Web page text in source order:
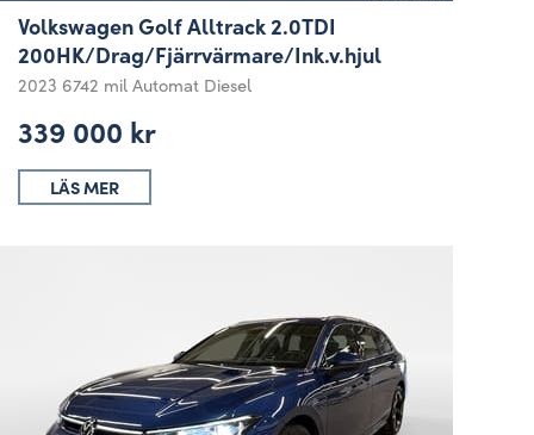
Volkswagen Golf Alltrack 2.0TDI
200HK/Drag/Fjärrvärmare/Ink.v.hjul
2023 6742 mil Automat Diesel
339 000 kr
LÄS MER